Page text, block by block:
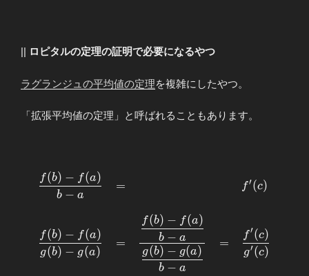
|| ロピタルの定理の証明で必要になるやつ
ラグランジュの平均値の定理を複雑にしたやつ。
「拡張平均値の定理」と呼ばれることもあります。
\begin{array}{llllll} \displaystyle
\frac{f(b)-f(a)}{b-a}&=& &&
\frac{f(b)-f(a)}{g(b)-
g(a)}&=&\displaystyle
\frac{\displaystyle\frac{f(b)-f(a)}
{b-a}}{\displaystyle\frac{g(b)-
b − a
f(b) − f(a)
g(b) − g(a)
f(b) − f(a)
=
=
b − a
g(b) − g(a)
b − a
f(b) − f(a)
=
f′(c)
g′(c)
f′(c)